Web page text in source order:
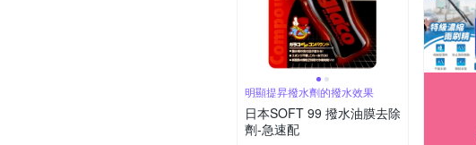
明顯提昇撥水劑的撥水效果
日本SOFT 99 撥水油膜去除
劑-急速配